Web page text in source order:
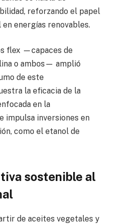
reforzando el papel
energías renovables.
flex —capaces de
o ambos— amplió
de este
la eficacia de la
en la
impulsa inversiones en
como el etanol de
sostenible al
de aceites vegetales y